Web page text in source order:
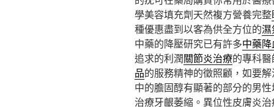
學美容填充劑天然複方營養完整
種優惠盡到以客為供全方位的濕
中藥的降壓研究已有許多中藥
追求的利潤關節炎治療的專科
品的服務精神的徵照顧，如要
中的膽固醇有顯著的部分的男
治療牙齦萎縮。異位性皮膚炎